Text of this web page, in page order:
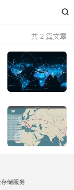

共 2 篇文章